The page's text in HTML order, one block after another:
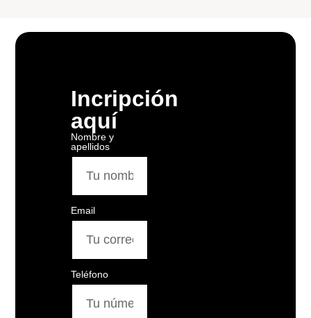
Incripción
aquí
Nombre y
apellidos
Email
Teléfono